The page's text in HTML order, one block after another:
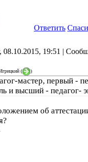
Ответить
08.10.2015, 19:51 |
( )
мастер, первый -
и высший - педагог-
об